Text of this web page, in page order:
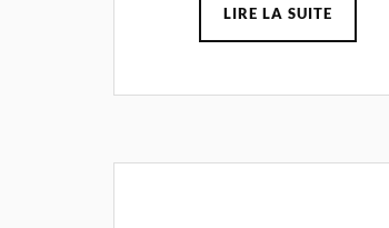
LIRE LA SUITE